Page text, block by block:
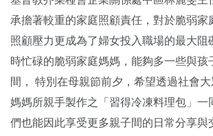
承擔著較重的家庭照顧責任，對於脆弱家
照顧壓力更成為了婦女投入職場的最大阻
時忙碌的脆弱家庭媽媽，能夠多一些與孩
間， 特別在母親節前夕，希望透過社會
媽媽所親手製作之「習得冷凍料理包」一
們也能因此享受更多親子間的日常分享與